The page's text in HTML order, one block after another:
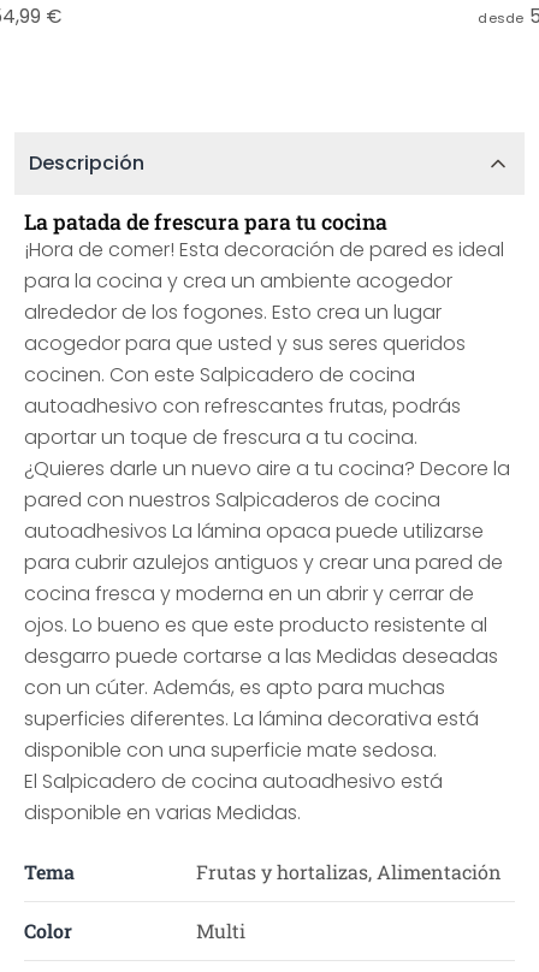
€
desde
Descripción
La patada de frescura para tu cocina
¡Hora de comer! Esta decoración de pared es ideal
para la cocina y crea un ambiente acogedor
alrededor de los fogones. Esto crea un lugar
acogedor para que usted y sus seres queridos
cocinen. Con este Salpicadero de cocina
autoadhesivo con refrescantes frutas, podrás
aportar un toque de frescura a tu cocina.
¿Quieres darle un nuevo aire a tu cocina? Decore la
pared con nuestros Salpicaderos de cocina
autoadhesivos La lámina opaca puede utilizarse
para cubrir azulejos antiguos y crear una pared de
cocina fresca y moderna en un abrir y cerrar de
ojos. Lo bueno es que este producto resistente al
desgarro puede cortarse a las Medidas deseadas
con un cúter. Además, es apto para muchas
superficies diferentes. La lámina decorativa está
disponible con una superficie mate sedosa.
El Salpicadero de cocina autoadhesivo está
disponible en varias Medidas.
Tema Frutas y hortalizas, Alimentación
Color Multi